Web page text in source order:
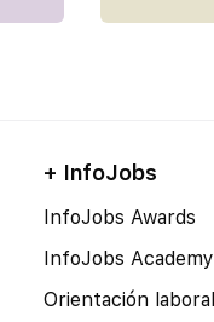
+ InfoJobs
InfoJobs Awards
InfoJobs Academy
Orientación laboral